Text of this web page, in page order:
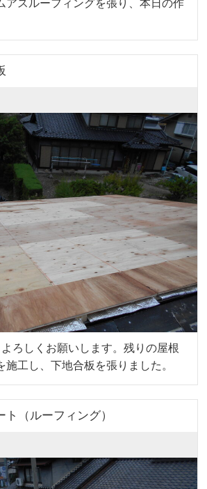
アスルーフィングを張り、本日の作
ろしくお願いします。残りの屋根
施工し、下地合板を張りました。
ト（ルーフィング）